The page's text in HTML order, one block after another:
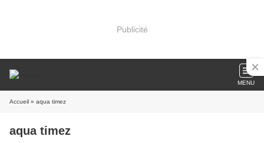
Publicité
MENU
Accueil » aqua timez
aqua timez